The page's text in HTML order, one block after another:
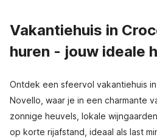
Vakantiehuis in
huren - jouw ideale
Ontdek een sfeervol vakantiehuis
Novello, waar je in een charmante
zonnige heuvels, lokale
op korte rijafstand, ideaal als last